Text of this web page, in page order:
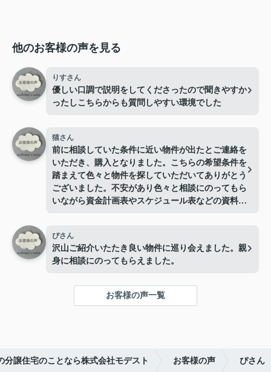
他のお客様の声を見る
りすさん
優しい口調で説明をしてくださったので聞きやすか
ったしこちらからも質問しやすい環境でした
猫さん
前に相談していた条件に近い物件が出たとご連絡を
いただき、購入となりました。こちらの希望条件を
踏まえて色々と物件を探していただいてありがとう
ございました。不安があり色々と相談にのってもら
いながら資金計画表やスケジュール表などの資料を
ぴさん
沢山ご紹介いたたき良い物件に巡り会えました。親
身に相談にのってもらえました。
お客様の声一覧
分譲住宅のことなら株式会社モデスト お客様の声 ぴさん